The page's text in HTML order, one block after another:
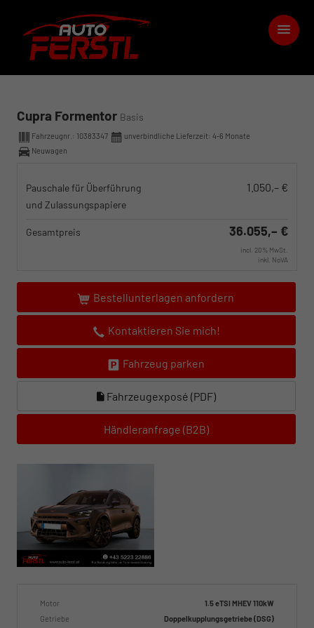
Cupra Formentor Basis
Fahrzeugnr.: 10383347
unverbindliche Lieferzeit: 4-6 Monate
Neuwagen
Pauschale für Überführung
und Zulassungspapiere
1.050,– €
Gesamtpreis 36.055,– €
incl. 20% MwSt.
inkl. NoVA
Bestellunterlagen anfordern
Kontaktieren Sie mich!
Fahrzeug parken
Fahrzeugexposé (PDF)
Händleranfrage (B2B)
Motor
1.5 eTSI MHEV 110kW
Getriebe
Doppelkupplungsgetriebe (DSG)